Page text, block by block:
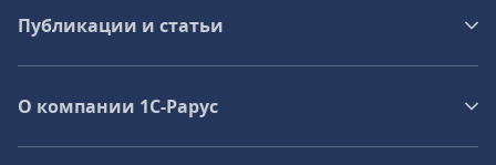
Публикации и статьи
О компании 1C-Рарус